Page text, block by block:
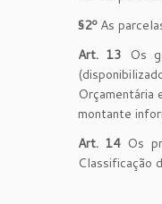
§2º As
Art. 13 Os
Orçamentária
montante
Art. 14 Os
Classificação